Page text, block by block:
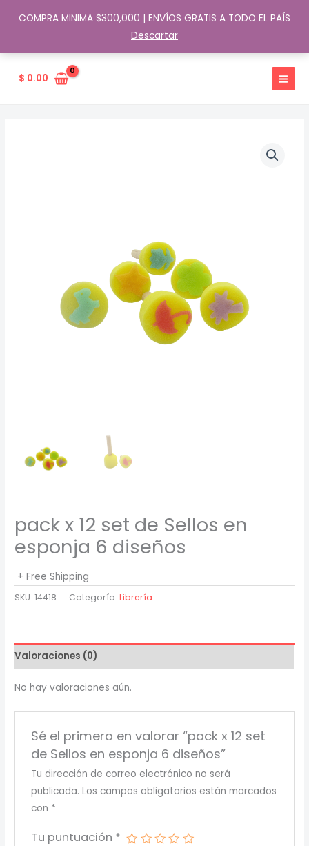
COMPRA MINIMA $300,000 | ENVÍOS GRATIS A TODO EL PAÍS
Descartar
$ 0.00
pack x 12 set de Sellos en
esponja 6 diseños
+ Free Shipping
SKU:14418 Categoría:Librería
Valoraciones (0)
No hay valoraciones aún.
Sé el primero en valorar “pack x 12 set
de Sellos en esponja 6 diseños”
Tu dirección de correo electrónico no será
publicada. Los campos obligatorios están marcados
con *
Tu puntuación *